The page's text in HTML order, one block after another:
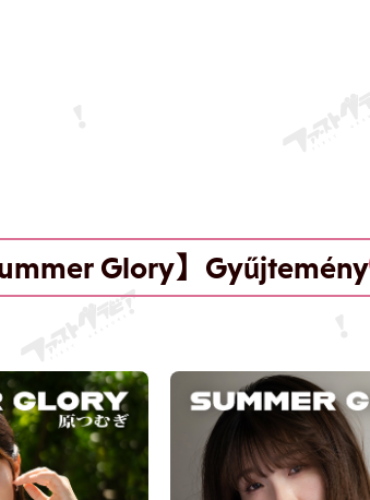
Glory】Gyűjtemény